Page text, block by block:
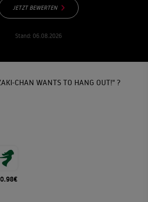
JETZT BEWERTEN
Stand: 06.08.2026
CHAN WANTS TO HANG OUT!" ?